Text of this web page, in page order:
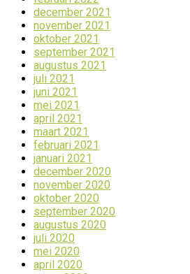
december 2021
november 2021
oktober 2021
september 2021
augustus 2021
juli 2021
juni 2021
mei 2021
april 2021
maart 2021
februari 2021
januari 2021
december 2020
november 2020
oktober 2020
september 2020
augustus 2020
juli 2020
mei 2020
april 2020